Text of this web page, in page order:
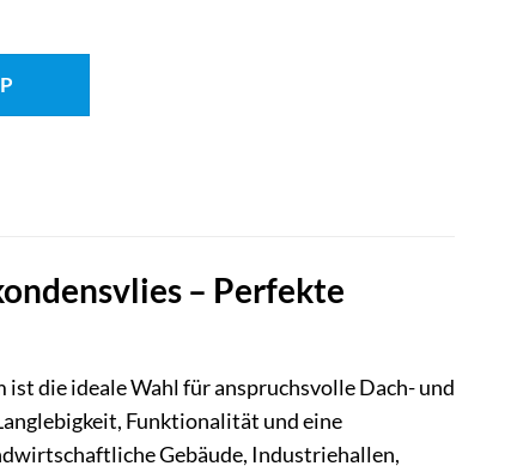
– Perfekte
die ideale Wahl für anspruchsvolle Dach- und
Funktionalität und eine
Gebäude, Industriehallen,